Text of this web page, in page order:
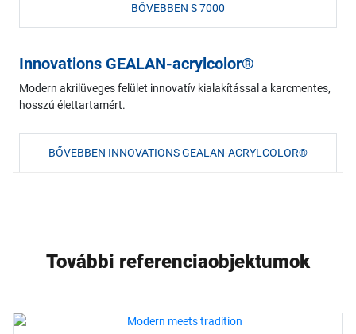
BŐVEBBEN S 7000
Innovations GEALAN-acrylcolor®
Modern akrilüveges felület innovatív kialakítással a karcmentes,
hosszú élettartamért.
BŐVEBBEN INNOVATIONS GEALAN-ACRYLCOLOR®
További referenciaobjektumok